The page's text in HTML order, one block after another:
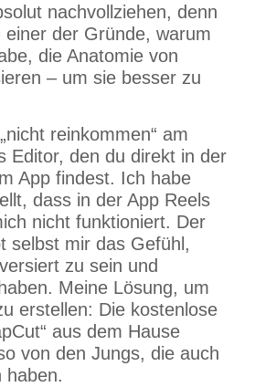
nachvollziehen, denn
der Gründe, warum
die Anatomie von
– um sie besser zu
reinkommen“ am
Editor, den du direkt in der
App findest. Ich habe
dass in der App Reels
nicht funktioniert. Der
selbst mir das Gefühl,
zu sein und
Meine Lösung, um
erstellen: Die kostenlose
aus dem Hause
von den Jungs, die auch
haben.